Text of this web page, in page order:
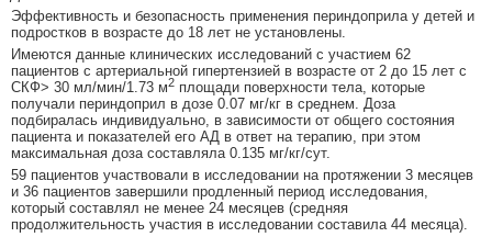
Эффективность и безопасность применения периндоприла у детей и
подростков в возрасте до 18 лет не установлены.
Имеются данные клинических исследований с участием 62
пациентов с артериальной гипертензией в возрасте от 2 до 15 лет с
СКФ> 30 мл/мин/1.73 м2 площади поверхности тела, которые
получали периндоприл в дозе 0.07 мг/кг в среднем. Доза
подбиралась индивидуально, в зависимости от общего состояния
пациента и показателей его АД в ответ на терапию, при этом
максимальная доза составляла 0.135 мг/кг/сут.
59 пациентов участвовали в исследовании на протяжении 3 месяцев
и 36 пациентов завершили продленный период исследования,
который составлял не менее 24 месяцев (средняя
продолжительность участия в исследовании составила 44 месяца).